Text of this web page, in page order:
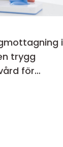
i
för